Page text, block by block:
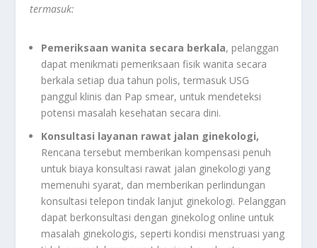
termasuk:
Pemeriksaan wanita secara berkala, pelanggan
dapat menikmati pemeriksaan fisik wanita secara
berkala setiap dua tahun polis, termasuk USG
panggul klinis dan Pap smear, untuk mendeteksi
potensi masalah kesehatan secara dini.
Konsultasi layanan rawat jalan ginekologi,
Rencana tersebut memberikan kompensasi penuh
untuk biaya konsultasi rawat jalan ginekologi yang
memenuhi syarat, dan memberikan perlindungan
konsultasi telepon tindak lanjut ginekologi. Pelanggan
dapat berkonsultasi dengan ginekolog online untuk
masalah ginekologis, seperti kondisi menstruasi yang